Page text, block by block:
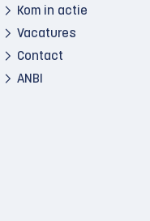
Kom in actie
Vacatures
Contact
ANBI